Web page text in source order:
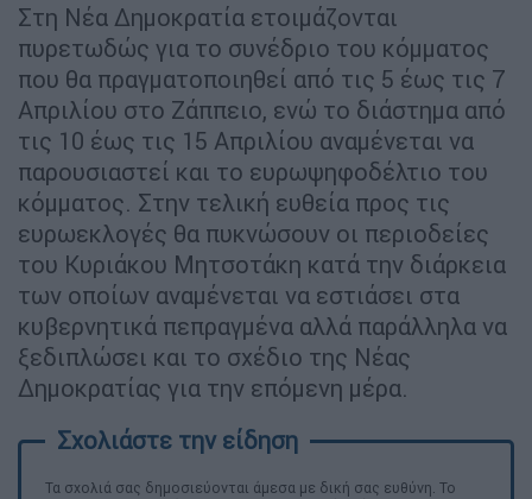
Στη Νέα Δημοκρατία ετοιμάζονται
πυρετωδώς για το συνέδριο του κόμματος
που θα πραγματοποιηθεί από τις 5 έως τις 7
Απριλίου στο Ζάππειο, ενώ το διάστημα από
τις 10 έως τις 15 Απριλίου αναμένεται να
παρουσιαστεί και το ευρωψηφοδέλτιο του
κόμματος. Στην τελική ευθεία προς τις
ευρωεκλογές θα πυκνώσουν οι περιοδείες
του Κυριάκου Μητσοτάκη κατά την διάρκεια
των οποίων αναμένεται να εστιάσει στα
κυβερνητικά πεπραγμένα αλλά παράλληλα να
ξεδιπλώσει και το σχέδιο της Νέας
Δημοκρατίας για την επόμενη μέρα.
Τα σχολιά σας δημοσιεύονται άμεσα με δική σας ευθύνη. Το